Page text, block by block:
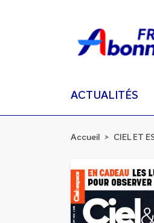
ACTUALITÉS
Accueil CIEL ET